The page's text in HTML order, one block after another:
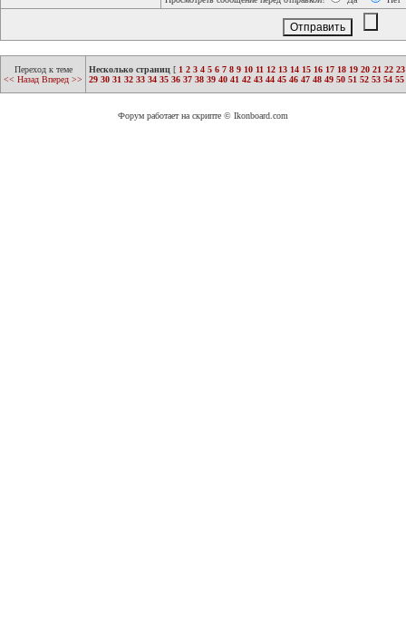
Переход к теме
<< Назад Вперед >>
Несколько страниц [ 1 2 3 4 5 6 7 8 9 10 11 12 13 14 15 16 17 18 19 20 21 22 23
29 30 31 32 33 34 35 36 37 38 39 40 41 42 43 44 45 46 47 48 49 50 51 52 53 54 55
Форум работает на скрипте © Ikonboard.com